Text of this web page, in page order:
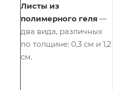
Листы из
полимерного геля ―
два вида, различных
по толщине: 0,3 см и 1,2
см.